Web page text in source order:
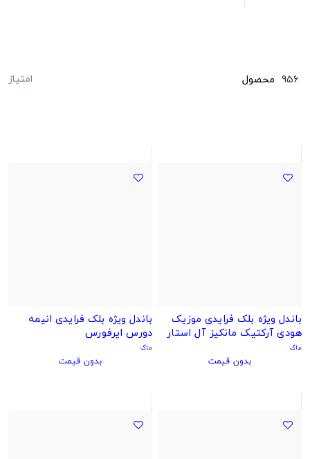
956 محصول امتیاز
باندل ویژه بلک فرایدی موزیک
هودی آرکتیک مانکیز آل استار
تمام مشکی اصل
ماگ
بدون قیمت
باندل ویژه بلک فرایدی انیمه
دورس ایرفورس
ماگ
بدون قیمت